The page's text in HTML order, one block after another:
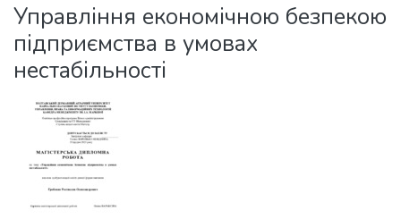
Statistics
Управління економічною безпекою
підприємства в умовах
нестабільності